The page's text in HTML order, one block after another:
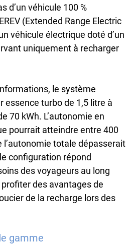
d’un véhicule 100 %
(Extended Range Electric
véhicule électrique doté d’un
uniquement à recharger
le système
essence turbo de 1,5 litre à
70 kWh. L’autonomie en
pourrait atteindre entre 400
l’autonomie totale dépasserait
configuration répond
des voyageurs au long
des avantages de
de la recharge lors des
gamme